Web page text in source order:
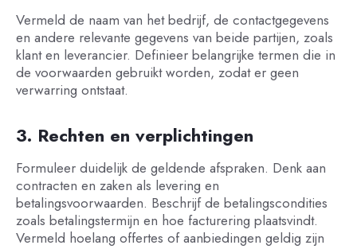
Vermeld de naam van het bedrijf, de contactgegevens
en andere relevante gegevens van beide partijen, zoals
klant en leverancier. Definieer belangrijke termen die in
de voorwaarden gebruikt worden, zodat er geen
verwarring ontstaat.
3. Rechten en verplichtingen
Formuleer duidelijk de geldende afspraken. Denk aan
contracten en zaken als levering en
betalingsvoorwaarden. Beschrijf de betalingscondities
zoals betalingstermijn en hoe facturering plaatsvindt.
Vermeld hoelang offertes of aanbiedingen geldig zijn